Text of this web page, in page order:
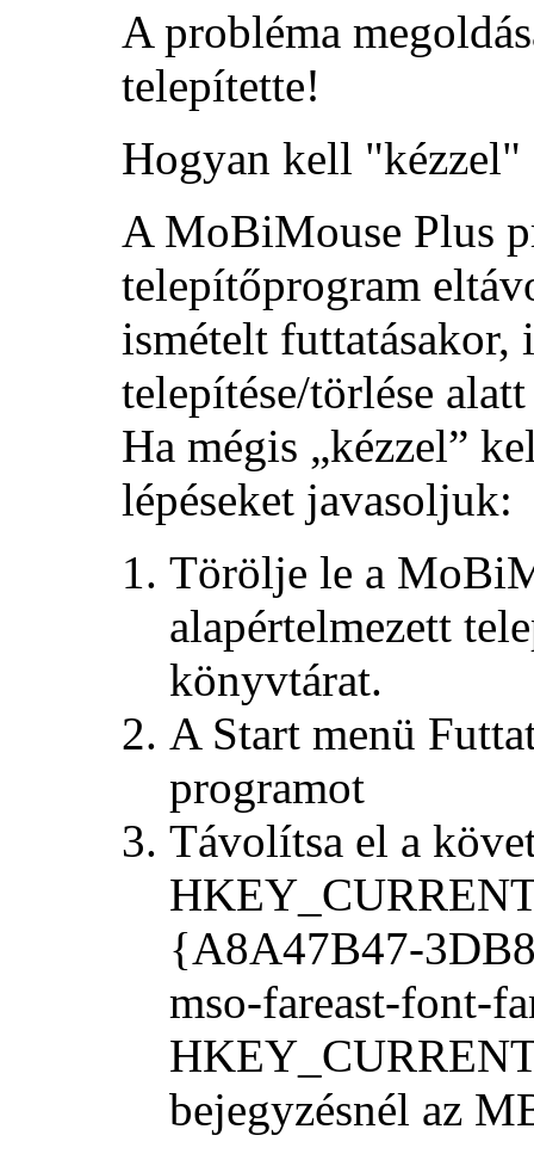
A probléma
telepítette!
Hogyan kell
A MoBiMouse Plus
telepítőprogram
ismételt
telepítése/törlése
Ha mégis „kézzel”
lépéseket javasoljuk:
Törölje le a
alapértelmezett
könyvtárat.
A Start menü
programot
Távolítsa el a
{A8A47B47-
mso-fareast-font-
bejegyzésnél az